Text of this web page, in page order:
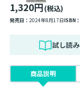
1,320円(税込)
発売日： 2024年8月17日ISBN：
試し読み
商品説明